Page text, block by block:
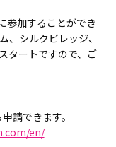
参加することができ
、シルクビレッジ、
タートですので、ご
請できます。
en/